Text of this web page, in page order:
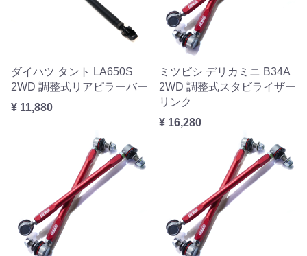
ダイハツ タント LA650S
2WD 調整式リアピラーバー
¥ 11,880
ミツビシ デリカミニ B34A
2WD 調整式スタビライザー
リンク
¥ 16,280